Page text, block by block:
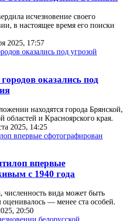
исчезновение своего
в настоящее время его поиски
2025, 17:57
оказались под
находятся города Брянской,
областей и Красноярского края.
2025, 14:25
впервые
с 1940 года
вида может быть
— менее ста особей.
20:50